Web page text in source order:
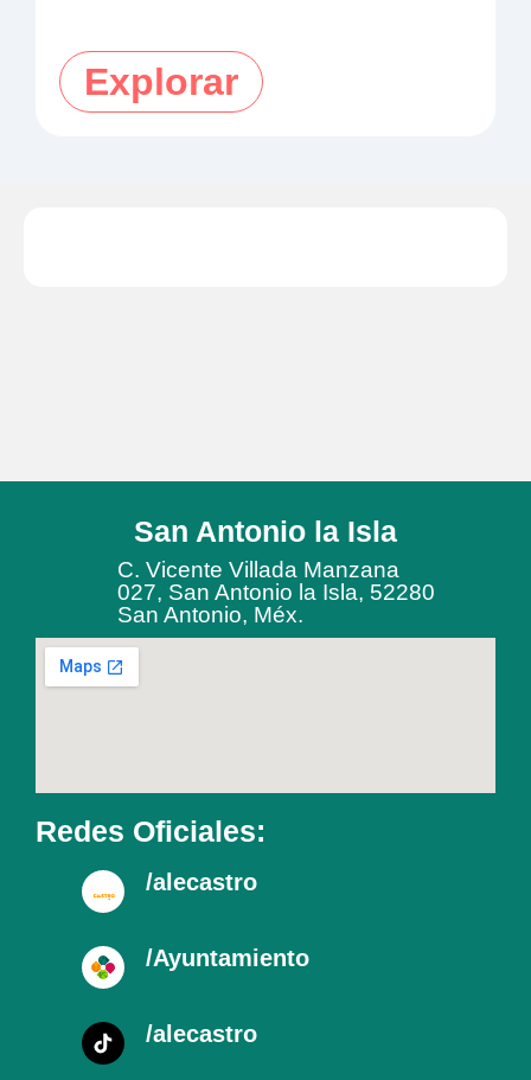
Explorar
San Antonio la Isla
C. Vicente Villada Manzana
027, San Antonio la Isla, 52280
San Antonio, Méx.
Redes Oficiales:
/alecastro
/Ayuntamiento
/alecastro